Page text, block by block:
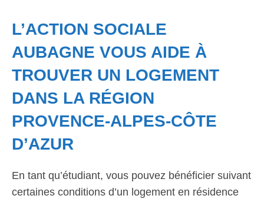
L’ACTION SOCIALE
AUBAGNE VOUS AIDE À
TROUVER UN LOGEMENT
DANS LA RÉGION
PROVENCE-ALPES-CÔTE
D’AZUR
En tant qu’étudiant, vous pouvez bénéficier suivant
certaines conditions d’un logement en résidence